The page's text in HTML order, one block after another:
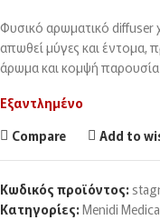
Φυσικό αρωματικό diffuser
απωθεί μύγες και έντομα,
άρωμα και κομψή
Εξαντλημένο
Compare
Add to
Κωδικός προϊόντος:
Κατηγορίες: Menidi Medica